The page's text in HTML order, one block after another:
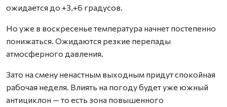
ожидается до +3,+6 градусов.
Но уже в воскресенье температура начнет постепенно
понижаться. Ожидаются резкие перепады
атмосферного давления.
Зато на смену ненастным выходным придут спокойная
рабочая неделя. Влиять на погоду будет уже южный
антициклон — то есть зона повышенного